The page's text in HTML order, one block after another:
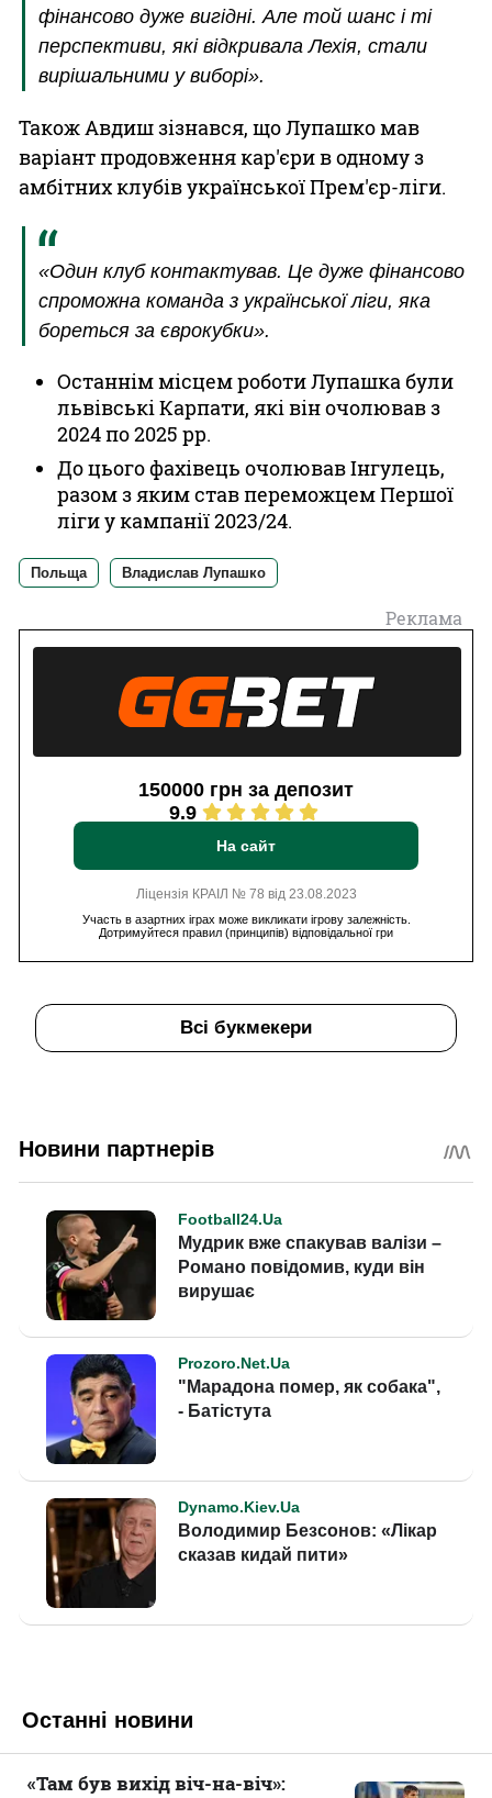
фінансово дуже вигідні. Але той шанс і ті
перспективи, які відкривала Лехія, стали
вирішальними у виборі».
Також Авдиш зізнався, що Лупашко мав
варіант продовження кар'єри в одному з
амбітних клубів української Прем'єр-ліги.
«Один клуб контактував. Це дуже фінансово
спроможна команда з української ліги, яка
бореться за єврокубки».
Останнім місцем роботи Лупашка були
львівські Карпати, які він очолював з
2024 по 2025 рр.
До цього фахівець очолював Інгулець,
разом з яким став переможцем Першої
ліги у кампанії 2023/24.
Польща Владислав Лупашко
Реклама
150000 грн за депозит
9.9
На сайт
Ліцензія КРАІЛ № 78 від 23.08.2023
Участь в азартних іграх може викликати ігрову залежність.
Дотримуйтеся правил (принципів) відповідальної гри
Всі букмекери
Останні новини
«Там був вихід віч-на-віч»: